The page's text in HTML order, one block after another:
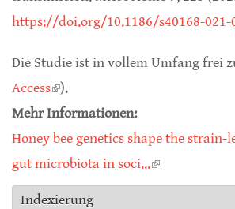
https://doi.org/10.1186/s40168-021-
Die Studie ist in vollem Umfang frei
Access(link is external)
).
Mehr Informationen:
Honey bee genetics shape the
gut microbiota in soci...(link is
Indexierung